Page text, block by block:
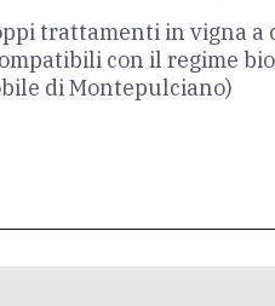
trattamenti in vigna a
con il regime
di Montepulciano)